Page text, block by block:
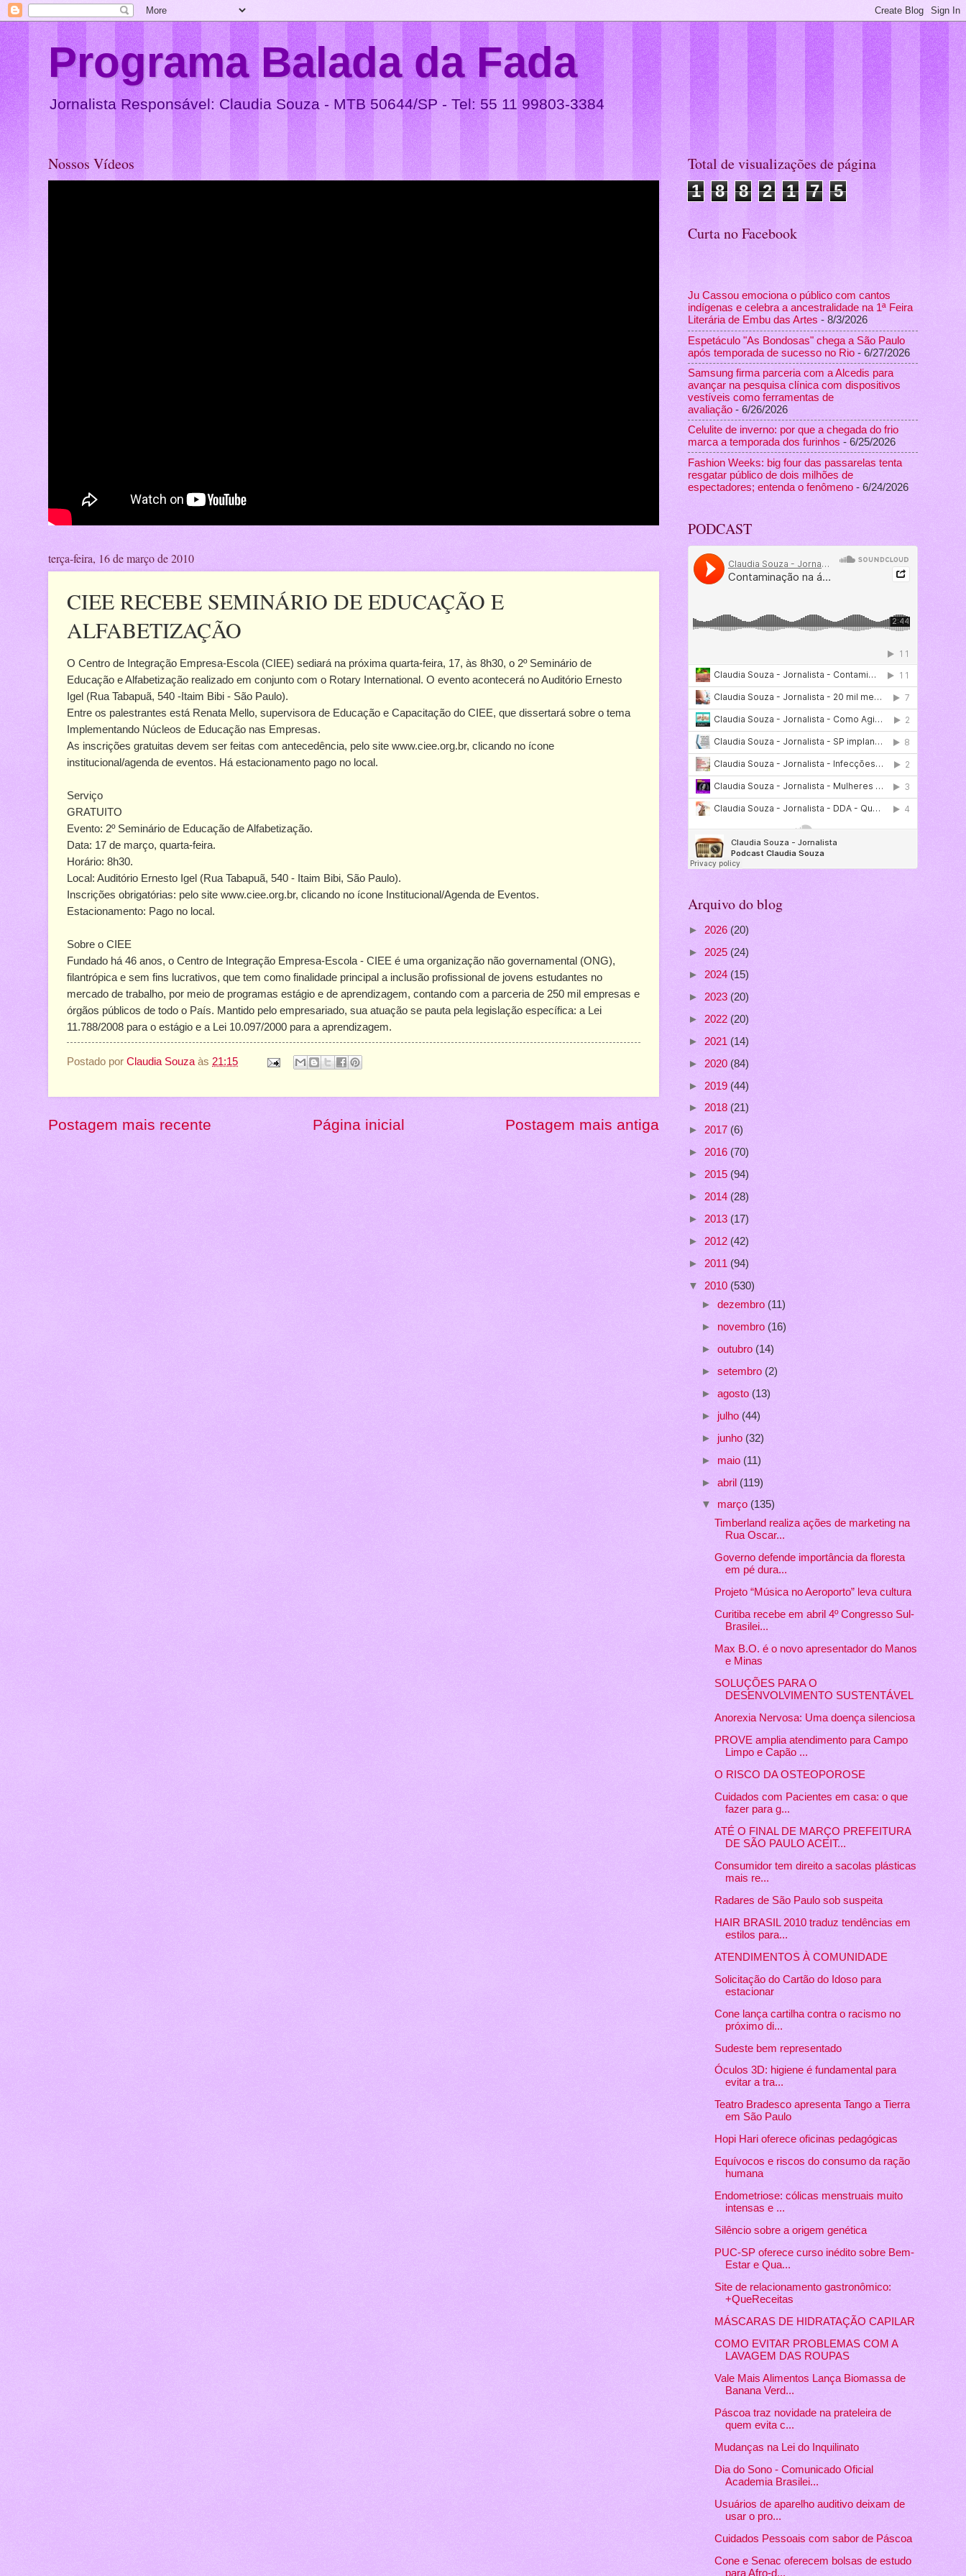
Programa Balada da Fada
Jornalista Responsável: Claudia Souza - MTB 50644/SP - Tel: 55 11 99803-3384
Nossos Vídeos
terça-feira, 16 de março de 2010
CIEE RECEBE SEMINÁRIO DE EDUCAÇÃO E
ALFABETIZAÇÃO
O Centro de Integração Empresa-Escola (CIEE) sediará na próxima quarta-feira, 17, às 8h30, o 2º Seminário de
Educação e Alfabetização realizado em conjunto com o Rotary International. O evento acontecerá no Auditório Ernesto
Igel (Rua Tabapuã, 540 -Itaim Bibi - São Paulo).
Entre os palestrantes está Renata Mello, supervisora de Educação e Capacitação do CIEE, que dissertará sobre o tema
Implementando Núcleos de Educação nas Empresas.
As inscrições gratuitas devem ser feitas com antecedência, pelo site www.ciee.org.br, clicando no ícone
institucional/agenda de eventos. Há estacionamento pago no local.
Serviço
GRATUITO
Evento: 2º Seminário de Educação de Alfabetização.
Data: 17 de março, quarta-feira.
Horário: 8h30.
Local: Auditório Ernesto Igel (Rua Tabapuã, 540 - Itaim Bibi, São Paulo).
Inscrições obrigatórias: pelo site www.ciee.org.br, clicando no ícone Institucional/Agenda de Eventos.
Estacionamento: Pago no local.
Sobre o CIEE
Fundado há 46 anos, o Centro de Integração Empresa-Escola - CIEE é uma organização não governamental (ONG),
filantrópica e sem fins lucrativos, que tem como finalidade principal a inclusão profissional de jovens estudantes no
mercado de trabalho, por meio de programas estágio e de aprendizagem, contando com a parceria de 250 mil empresas e
órgãos públicos de todo o País. Mantido pelo empresariado, sua atuação se pauta pela legislação específica: a Lei
11.788/2008 para o estágio e a Lei 10.097/2000 para a aprendizagem.
Postado por Claudia Souza às 21:15
Postagem mais recente Postagem mais antiga
Página inicial
Total de visualizações de página
1
8 8 2 1 7 5
Curta no Facebook
Ju Cassou emociona o público com cantos
indígenas e celebra a ancestralidade na 1ª Feira
Literária de Embu das Artes - 8/3/2026
Espetáculo "As Bondosas" chega a São Paulo
após temporada de sucesso no Rio - 6/27/2026
Samsung firma parceria com a Alcedis para
avançar na pesquisa clínica com dispositivos
vestíveis como ferramentas de
avaliação - 6/26/2026
Celulite de inverno: por que a chegada do frio
marca a temporada dos furinhos - 6/25/2026
Fashion Weeks: big four das passarelas tenta
resgatar público de dois milhões de
espectadores; entenda o fenômeno - 6/24/2026
PODCAST
Arquivo do blog
► 2026 (20)
► 2025 (24)
► 2024 (15)
► 2023 (20)
► 2022 (20)
► 2021 (14)
► 2020 (84)
► 2019 (44)
► 2018 (21)
► 2017 (6)
► 2016 (70)
► 2015 (94)
► 2014 (28)
► 2013 (17)
► 2012 (42)
► 2011 (94)
▼ 2010 (530)
► dezembro (11)
► novembro (16)
► outubro (14)
► setembro (2)
► agosto (13)
► julho (44)
► junho (32)
► maio (11)
► abril (119)
▼ março (135)
Timberland realiza ações de marketing na
Rua Oscar...
Governo defende importância da floresta
em pé dura...
Projeto “Música no Aeroporto” leva cultura
Curitiba recebe em abril 4º Congresso Sul-
Brasilei...
Max B.O. é o novo apresentador do Manos
e Minas
SOLUÇÕES PARA O
DESENVOLVIMENTO SUSTENTÁVEL‏
Anorexia Nervosa: Uma doença silenciosa
PROVE amplia atendimento para Campo
Limpo e Capão ...
O RISCO DA OSTEOPOROSE
Cuidados com Pacientes em casa: o que
fazer para g...
ATÉ O FINAL DE MARÇO PREFEITURA
DE SÃO PAULO ACEIT...
Consumidor tem direito a sacolas plásticas
mais re...
Radares de São Paulo sob suspeita
HAIR BRASIL 2010 traduz tendências em
estilos para...
ATENDIMENTOS À COMUNIDADE
Solicitação do Cartão do Idoso para
estacionar
Cone lança cartilha contra o racismo no
próximo di...
Sudeste bem representado
Óculos 3D: higiene é fundamental para
evitar a tra...
Teatro Bradesco apresenta Tango a Tierra
em São Paulo
Hopi Hari oferece oficinas pedagógicas
Equívocos e riscos do consumo da ração
humana
Endometriose: cólicas menstruais muito
intensas e ...
Silêncio sobre a origem genética
PUC-SP oferece curso inédito sobre Bem-
Estar e Qua...
Site de relacionamento gastronômico:
+QueReceitas
MÁSCARAS DE HIDRATAÇÃO CAPILAR
COMO EVITAR PROBLEMAS COM A
LAVAGEM DAS ROUPAS
Vale Mais Alimentos Lança Biomassa de
Banana Verd...
Páscoa traz novidade na prateleira de
quem evita c...
Mudanças na Lei do Inquilinato
Dia do Sono - Comunicado Oficial
Academia Brasilei...
Usuários de aparelho auditivo deixam de
usar o pro...
Cuidados Pessoais com sabor de Páscoa
Cone e Senac oferecem bolsas de estudo
para Afro-d...